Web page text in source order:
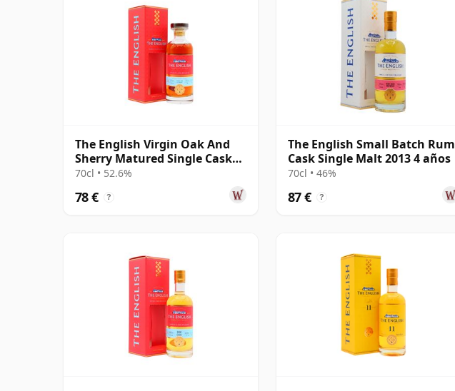
The English Virgin Oak And
Sherry Matured Single Cask
2016 4 años
70cl • 52.6%
78 € ?
The English Small Batch Rum
Cask Single Malt 2013 4 años
70cl • 46%
87 € ?